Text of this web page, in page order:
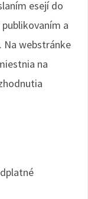
esejí do
a
Na webstránke
na